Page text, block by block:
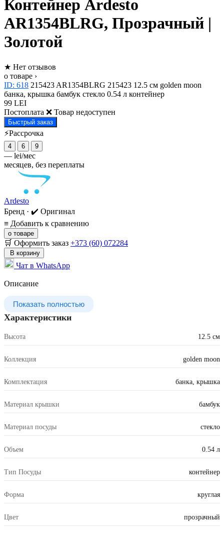
Контейнер Ardesto
AR1354BLRG, Прозрачный |
Золотой
★ Нет отзывов
о товаре ›
ID: 618 215423 AR1354BLRG 215423 12.5 см golden moon
банка, крышка бамбук стекло 0.54 л контейнер
99 LEI
Постоплата ❌ Товар недоступен
Быстрый заказ
⚡Рассрочка
4 6 9
— lei/мес
месяцев, без переплаты
Ardesto
Бренд · ✔️ Оригинал
≡ Добавить к сравнению
о товаре
🛒 Оформить заказ +373 (60) 072284
В корзину
Чат в WhatsApp
Описание
Показать полностью
Характеристики
Высота 12.5 см
Коллекция golden moon
Комплектация банка, крышка
Материал крышки бамбук
Материал посуды стекло
Объем 0.54 л
Тип Посуды контейнер
Форма круглая
Цвет прозрачный